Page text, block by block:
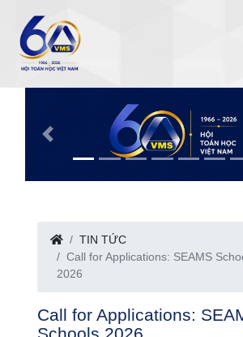
TIN TỨC
Call for Applications: SEAMS
2026
Call for Applications:
Schools 2026